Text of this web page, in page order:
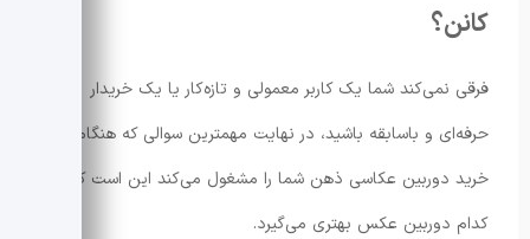
کانن؟
فرقی نمی‌کند شما یک کاربر معمولی و تازه‌کار یا یک خریدار
حرفه‌ای و باسابقه باشید، در نهایت مهمترین سوالی که هنگام
خرید دوربین عکاسی ذهن شما را مشغول می‌کند این است که
کدام دوربین عکس بهتری می‌گیرد.